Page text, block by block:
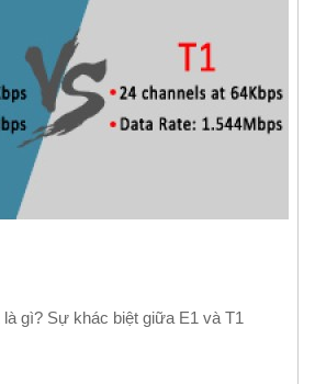
gì? Sự khác biệt giữa E1 và T1